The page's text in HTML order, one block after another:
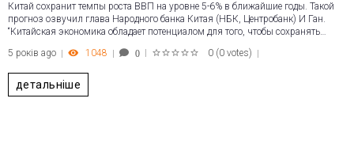
Китай сохранит темпы роста ВВП на уровне 5-6% в ближайшие годы. Такой
прогноз озвучил глава Народного банка Китая (НБК, Центробанк) И Ган.
“Китайская экономика обладает потенциалом для того, чтобы сохранять…
5 років ago
1048 0 0 (0 votes)
детальніше